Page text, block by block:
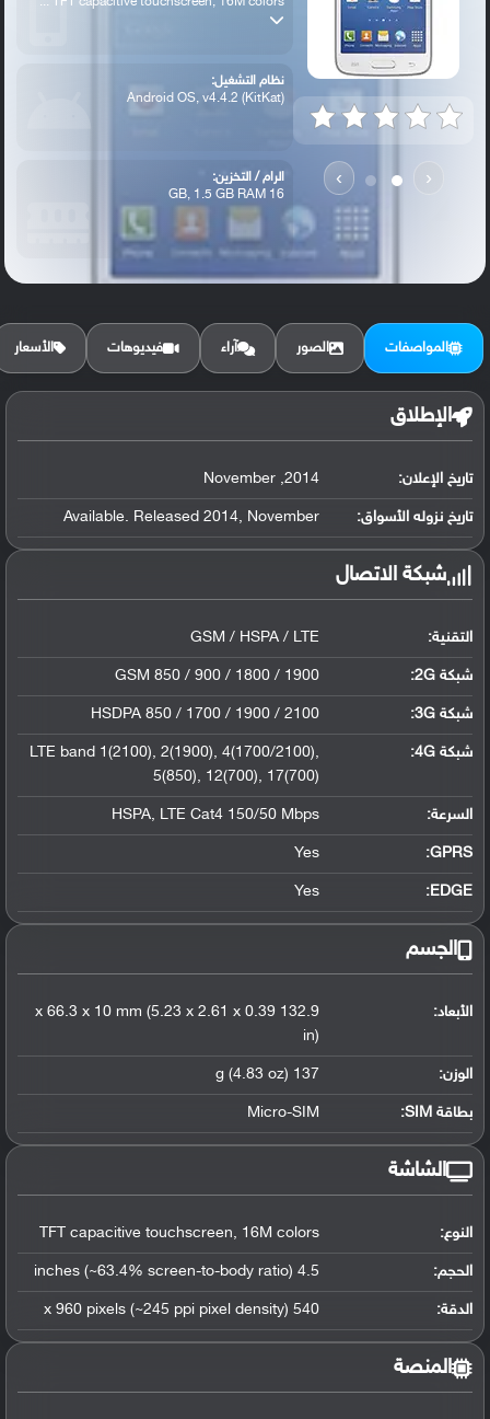
‹
›
نظام التشغيل:
Android OS, v4.4.2 (KitKat)
الرام / التخزين:
16 GB, 1.5 GB RAM
الكاميرا الأساسية:
المواصفات الصور آراء فيديوهات الأسعار
الإطلاق
تاريخ الإعلان: 2014, November
تاريخ نزوله الأسواق: Available. Released 2014, November
شبكة الاتصال
التقنية: GSM / HSPA / LTE
شبكة 2G: GSM 850 / 900 / 1800 / 1900
شبكة 3G :
HSDPA 850 / 1700 / 1900 / 2100
شبكة 4G :
LTE band 1(2100), 2(1900), 4(1700/2100),
5(850), 12(700), 17(700)
السرعة: HSPA, LTE Cat4 150/50 Mbps
GPRS:
Yes
EDGE:
Yes
الجسم
الأبعاد:
132.9 x 66.3 x 10 mm (5.23 x 2.61 x 0.39
in)
الوزن: 137 g (4.83 oz)
بطاقة SIM: Micro-SIM
الشاشة
النوع: TFT capacitive touchscreen, 16M colors
الحجم: 4.5 inches (~63.4% screen-to-body ratio)
الدقة: 540 x 960 pixels (~245 ppi pixel density)
المنصة